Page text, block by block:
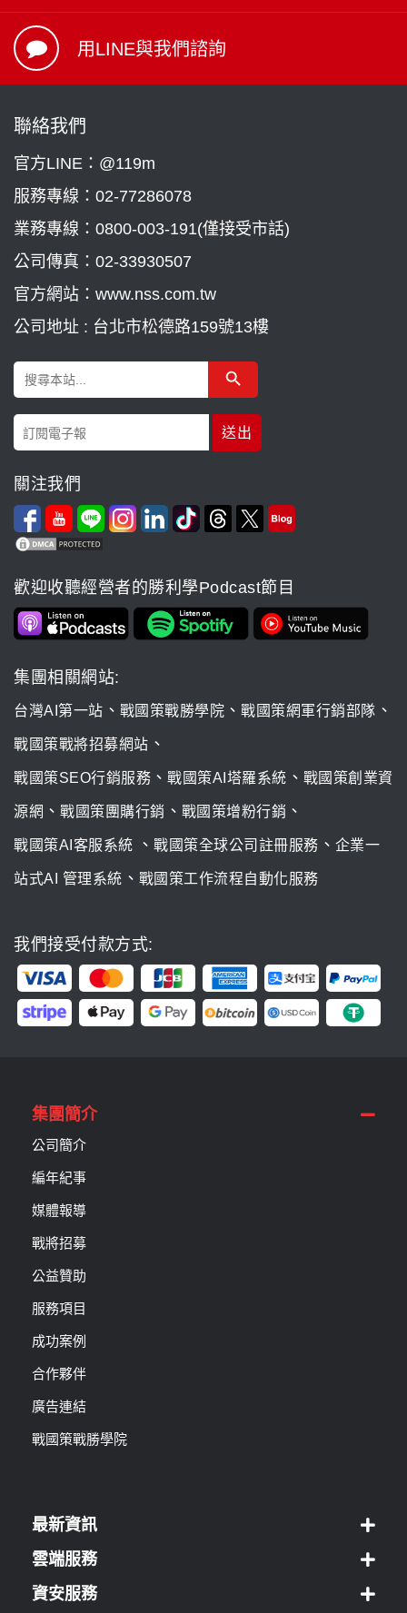
用LINE與我們諮詢
聯絡我們
官方LINE：@119m
服務專線： 02-77286078
業務專線： 0800-003-191(僅接受市話)
公司傳真：02-33930507
官方網站：www.nss.com.tw
公司地址 : 台北市松德路159號13樓
Search
for:
Search Button
關注我們
歡迎收聽經營者的勝利學Podcast節目
集團相關網站:
台灣AI第一站 、 戰國策戰勝學院 、 戰國策網軍行銷部隊 、
戰國策戰將招募網站 、
戰國策SEO行銷服務 、 戰國策AI塔羅系統 、 戰國策創業資
源網 、 戰國策團購行銷 、 戰國策增粉行銷 、
戰國策AI客服系統 、 戰國策全球公司註冊服務 、 企業一
站式AI 管理系統 、 戰國策工作流程自動化服務
我們接受付款方式:
集團簡介
公司簡介
編年紀事
媒體報導
戰將招募
公益贊助
服務項目
成功案例
合作夥伴
廣告連結
戰國策戰勝學院
最新資訊
雲端服務
資安服務